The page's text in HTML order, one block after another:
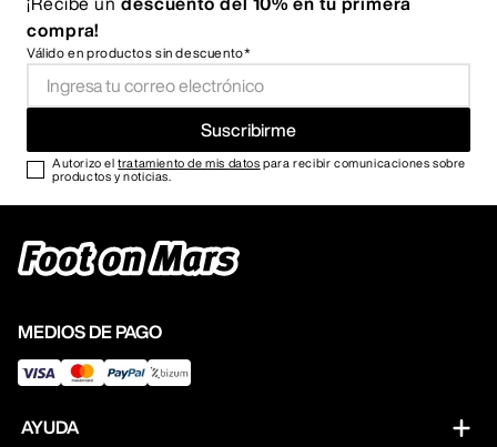
¡Recibe un descuento del 10% en tu primera
compra!
Válido en productos sin descuento*
Suscribirme
Autorizo eltratamiento de mis datos para recibir comunicaciones sobre
productos y noticias.
MEDIOS DE PAGO
AYUDA